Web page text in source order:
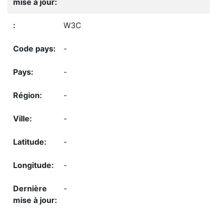
W3C
-
-
-
-
-
-
-